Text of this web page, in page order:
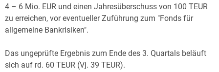
4 – 6 Mio. EUR und einen Jahresüberschuss von 100 TEUR
zu erreichen, vor eventueller Zuführung zum "Fonds für
allgemeine Bankrisiken".
Das ungeprüfte Ergebnis zum Ende des 3. Quartals beläuft
sich auf rd. 60 TEUR (Vj. 39 TEUR).